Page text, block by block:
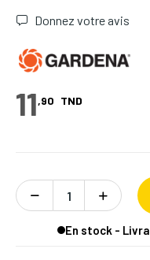
Donnez votre avis
11,90 TND
En stock -